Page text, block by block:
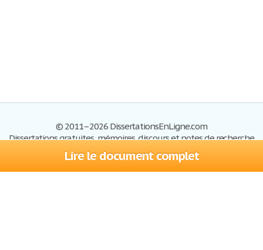
Lire le document complet
© 2011–2026 DissertationsEnLigne.com
Dissertations gratuites, mémoires, discours et notes de recherche